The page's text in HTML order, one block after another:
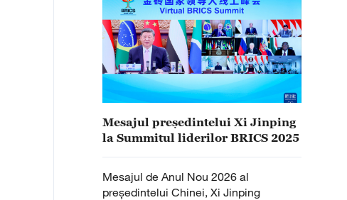
Mesajul președintelui Xi Jinping
la Summitul liderilor BRICS 2025
Mesajul de Anul Nou 2026 al
președintelui Chinei, Xi Jinping